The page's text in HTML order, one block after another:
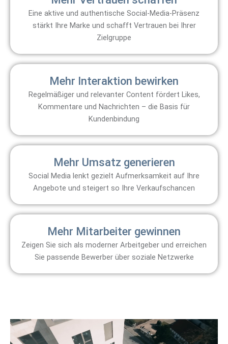
Eine aktive und authentische Social-Media-Präsenz
stärkt Ihre Marke und schafft Vertrauen bei Ihrer
Zielgruppe
Mehr Interaktion bewirken
Regelmäßiger und relevanter Content fördert Likes,
Kommentare und Nachrichten – die Basis für
Kundenbindung
Mehr Umsatz generieren
Social Media lenkt gezielt Aufmerksamkeit auf Ihre
Angebote und steigert so Ihre Verkaufschancen
Mehr Mitarbeiter gewinnen
Zeigen Sie sich als moderner Arbeitgeber und erreichen
Sie passende Bewerber über soziale Netzwerke